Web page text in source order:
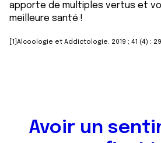
apporte de multiples vertus et
meilleure santé !
[1]Alcoologie et Addictologie. 2019 ; 41 (4) :
Avoir un